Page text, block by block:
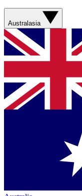
Australasia